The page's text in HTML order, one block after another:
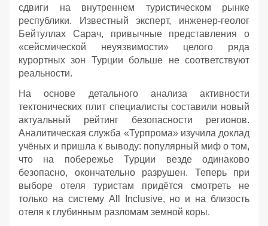
сдвиги на внутреннем туристическом рынке
республики. Известный эксперт, инженер-геолог
Бейтуллах Сарач, привычные представления о
«сейсмической неуязвимости» целого ряда
курортных зон Турции больше не соответствуют
реальности.
На основе детального анализа активности
тектонических плит специалисты составили новый
актуальный рейтинг безопасности регионов.
Аналитическая служба «Турпрома» изучила доклад
учёных и пришла к выводу: популярный миф о том,
что на побережье Турции везде одинаково
безопасно, окончательно разрушен. Теперь при
выборе отеля туристам придётся смотреть не
только на систему All Inclusive, но и на близость
отеля к глубинным разломам земной коры.